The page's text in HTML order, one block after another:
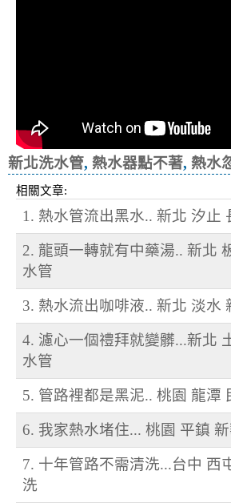
新北洗水管, 熱水器點不著, 熱水
相關文章:
1. 熱水管流出黑水.. 新北 汐止
2. 龍頭一轉就有中藥湯.. 新北
水管
3. 熱水流出咖啡液.. 新北 淡水
4. 濾心一個禮拜就變髒...新北
水管
5. 管路裡都是黑泥.. 桃園 龍潭
6. 我家熱水堵住... 桃園 平鎮
7. 十年管路不需清洗...台中 西
洗